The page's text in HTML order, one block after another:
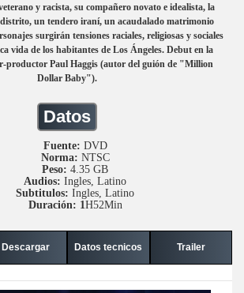
y racista, su compañero novato e idealista, la
distrito, un tendero iraní, un acaudalado matrimonio
surgirán tensiones raciales, religiosas y sociales
vida de los habitantes de Los Ángeles. Debut en la
productor Paul Haggis (autor del guión de "Million
Dollar Baby").
Datos
Fuente: DVD
Norma: NTSC
Peso: 4.35 GB
Audios: Ingles, Latino
Subtitulos: Ingles, Latino
Duración: 1H52Min
Descargar Datos tecnicos Trailer